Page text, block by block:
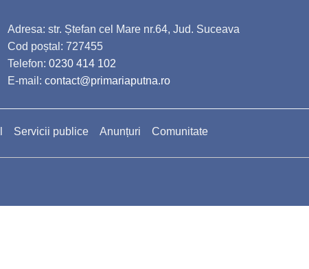
Adresa: str. Ștefan cel Mare nr.64, Jud. Suceava
Cod poștal: 727455
Telefon:0230 414 102
E-mail:contact@primariaputna.ro
Servicii publice Anunțuri Comunitate